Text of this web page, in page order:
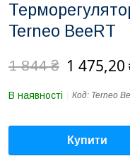
Terneo BeeRT
1 844 ₴ 1 475,20
В наявності Код: Terneo
Купити